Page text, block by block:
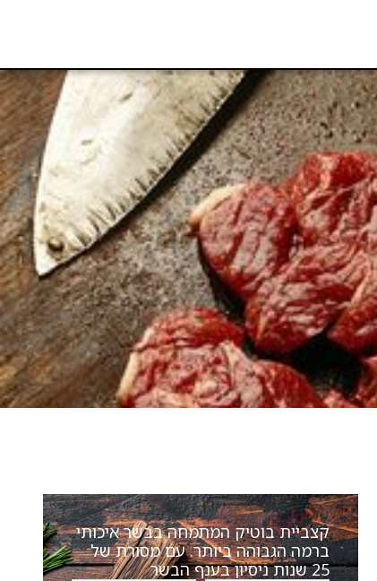
קצביית בוטיק המתמחה בבשר איכותי
ברמה הגבוהה ביותר. עם מסורת של
25 שנות ניסיון בענף הבשר